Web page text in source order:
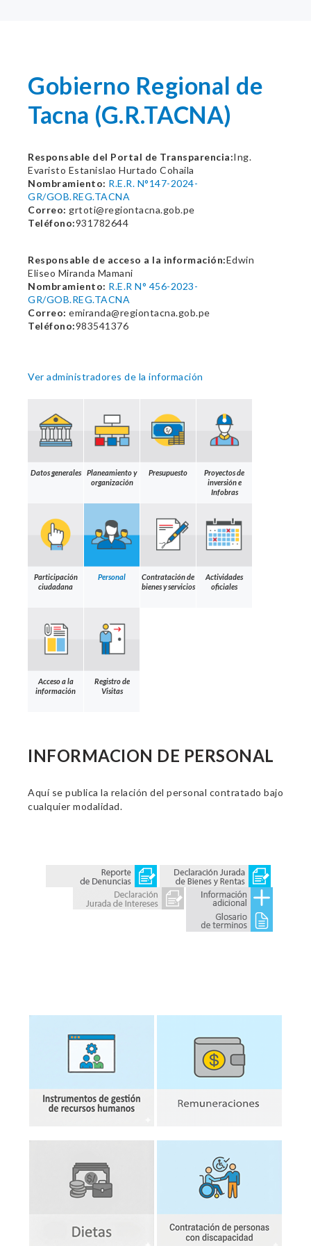
Gobierno Regional de
Tacna (G.R.TACNA)
Responsable del Portal de Transparencia:Ing.
Evaristo Estanislao Hurtado Cohaila
Nombramiento: R.E.R. N°147-2024-
GR/GOB.REG.TACNA
Correo: grtoti@regiontacna.gob.pe
Teléfono:931782644
Responsable de acceso a la información:Edwin
Eliseo Miranda Mamani
Nombramiento: R.E.R N° 456-2023-
GR/GOB.REG.TACNA
Correo: emiranda@regiontacna.gob.pe
Teléfono:983541376
Ver administradores de la información
Datos generales
Planeamiento y
organización
Presupuesto
Proyectos de
inversión e
Infobras
Participación
ciudadana
Personal
Contratación de
bienes y servicios
Actividades
oficiales
Acceso a la
información
Registro de
Visitas
INFORMACION DE PERSONAL
Aquí se publica la relación del personal contratado bajo
cualquier modalidad.